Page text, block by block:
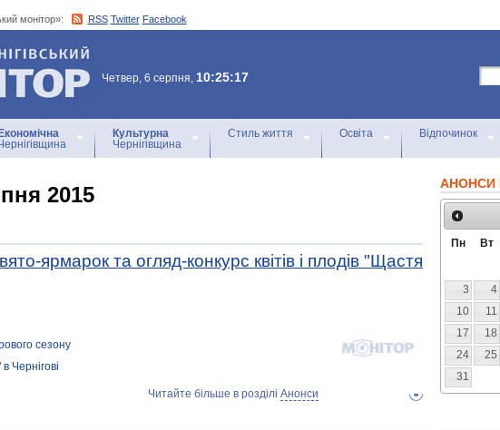
монітор»: RSS Twitter Facebook
монітор»
Четвер, 6 серпня, 10:25:17
Економічна
Культурна
Чернігівщина
Стиль життя Освіта Відпочинок
2015
ярмарок та огляд-конкурс квітів і плодів "Щастя
сезону
Чернігові
Читайте більше в розділі Анонси
АНОНСИ
Пн Вт
3
4
10
11
17
18
24
25
31